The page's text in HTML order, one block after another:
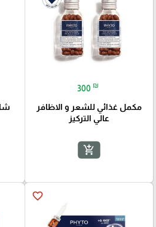
300 ₪
مكمل غذائي للشعر و الاظافر
عالي التركيز
add_shopping_cart
favorite_border